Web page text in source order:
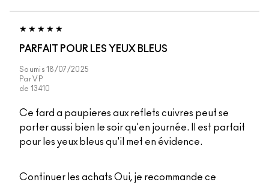
PARFAIT POUR LES YEUX BLEUS
Soumis18/07/2025
ParVP
de 13410
Ce fard a paupieres aux reflets cuivres peut se
porter aussi bien le soir qu'en journée. Il est parfait
pour les yeux bleus qu'il met en évidence.
Continuer les achats Oui, je recommande ce